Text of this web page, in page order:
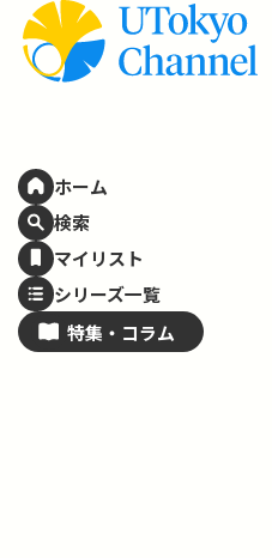
ホーム
検索
マイリスト
シリーズ一覧
特集・ コラム